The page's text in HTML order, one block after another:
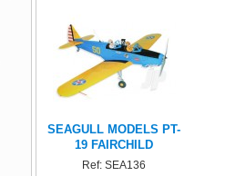
SEAGULL MODELS PT-
19 FAIRCHILD
Ref: SEA136